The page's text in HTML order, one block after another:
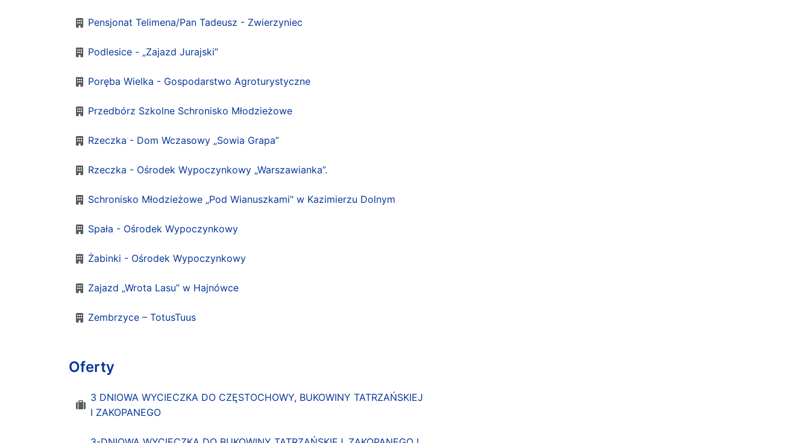
Pensjonat Telimena/Pan Tadeusz - Zwierzyniec
Podlesice - „Zajazd Jurajski”
Poręba Wielka - Gospodarstwo Agroturystyczne
Przedbórz Szkolne Schronisko Młodzieżowe
Rzeczka - Dom Wczasowy „Sowia Grapa”
Rzeczka - Ośrodek Wypoczynkowy „Warszawianka”.
Schronisko Młodzieżowe „Pod Wianuszkami" w Kazimierzu Dolnym
Spała - Ośrodek Wypoczynkowy
Żabinki - Ośrodek Wypoczynkowy
Zajazd „Wrota Lasu” w Hajnówce
Zembrzyce – TotusTuus
Oferty
3 DNIOWA WYCIECZKA DO CZĘSTOCHOWY, BUKOWINY TATRZAŃSKIEJ
I ZAKOPANEGO